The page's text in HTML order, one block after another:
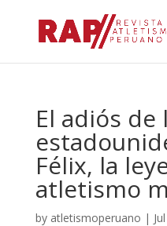
El adiós de
Félix, la
atletismo
by atletismoperuano |